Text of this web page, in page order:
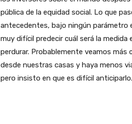
pública de la equidad social. Lo que
antecedentes, bajo ningún parámetro
muy difícil predecir cuál será la
perdurar. Probablemente veamos
desde nuestras casas y haya menos
pero insisto en que es difícil anticiparlo.